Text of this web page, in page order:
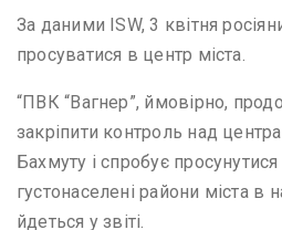
За даними ISW, 3 квітня
просуватися в центр міста.
“ПВК “Вагнер”, ймовірно,
закріпити контроль над
Бахмуту і спробує
густонаселені райони міста в
йдеться у звіті.